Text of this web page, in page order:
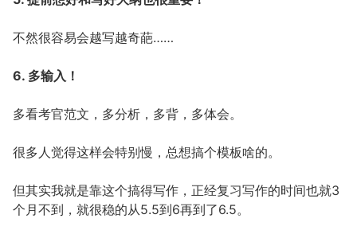
不然很容易会越写越奇葩……
6. 多输入！
多看考官范文，多分析，多背，多体会。
很多人觉得这样会特别慢，总想搞个模板啥的。
但其实我就是靠这个搞得写作，正经复习写作的时间也就3
个月不到，就很稳的从5.5到6再到了6.5。